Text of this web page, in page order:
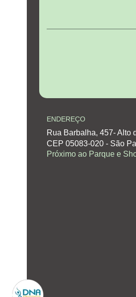
ENDEREÇO
Rua Barbalha, 457- Alto
CEP 05083-020 - São
Próximo ao Parque e